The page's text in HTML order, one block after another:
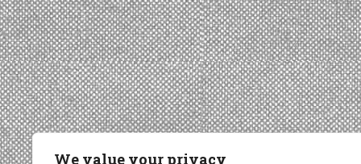
We value your privacy